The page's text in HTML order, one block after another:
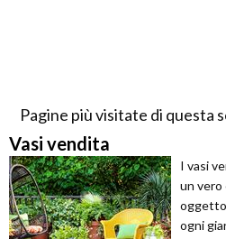
Pagine più visitate di questa
Vasi vendita
I vasi
un vero
ogni